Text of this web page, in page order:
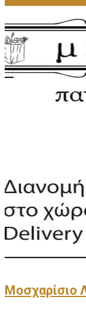
Μοσχαρίσιο